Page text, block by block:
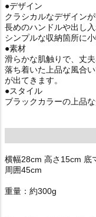
●デザイン
クラシカルなデザイン
長めのハンドルや出し
シンプルな収納箇所に
●素材
滑らかな肌触りで、丈
落ち着いた上品な風合
が出てきます。
●スタイル
ブラックカラーの上品
横幅28cm 高さ15cm 底
周囲45cm
重量：約300g